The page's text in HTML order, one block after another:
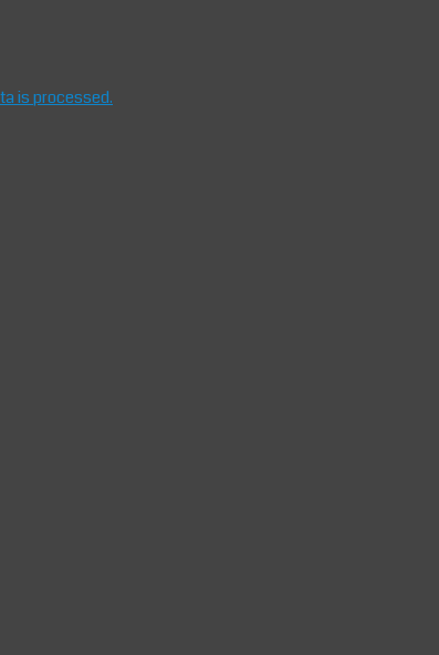
is processed.